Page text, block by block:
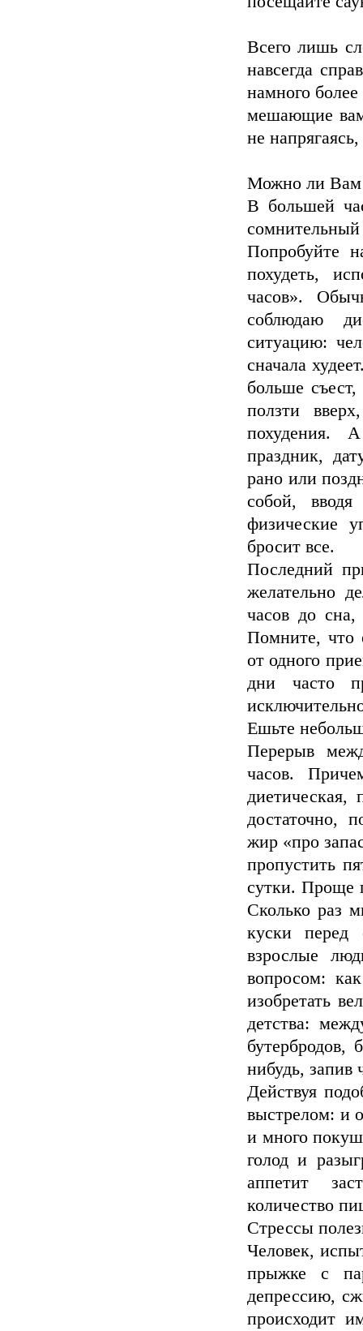
Всего лишь
навсегда
намного
мешающие вам
не
Можно ли Вам
В большей
Попробуйте
похудеть,
часов».
соблюдаю
ситуацию:
сначала
больше
ползти
похудения.
праздник,
рано или
собой,
физические
бросит все.
Последний
желательно
часов до
Помните, что
от одного
дни часто
Ешьте
Перерыв
часов.
достаточно,
жир «про
пропустить
сутки. Проще
Сколько раз
куски
взрослые
вопросом:
изобретать
детства:
бутербродов,
нибудь, запив
Действуя
выстрелом: и
и много
голод и
аппетит
количество
Стрессы
Человек,
прыжке с
депрессию,
происходит